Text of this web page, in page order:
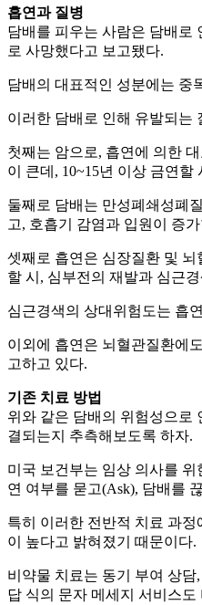
흡연과 질병
담배를 피우는 사람은 담배로
로 사망했다고 보고됐다.
담배의 대표적인 성분에는 중
이러한 담배로 인해 유발되는
첫째는 암으로, 흡연에 의한
이 큰데, 10~15년 이상 금연
둘째로 담배는 만성폐쇄성폐
고, 호흡기 감염과 입원이 증
셋째로 흡연은 심장질환 및
할 시, 심부전의 재발과 심근
심근경색의 상대위험도는 흡
이외에 흡연은 뇌혈관질환에
고하고 있다.
기존 치료 방법
위와 같은 담배의 위험성으로
결되는지 추측해보도록 하자.
미국 보건부는 임상 의사를
연 여부를 묻고(Ask), 담배를
특히 이러한 전반적 치료 과
이 높다고 밝혀졌기 때문이다.
비약물 치료는 동기 부여 상
답 식의 문자 메세지 서비스